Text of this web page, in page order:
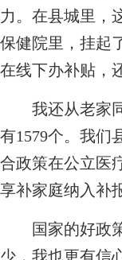
力。在县城里，
保健院里，挂起
在线下办补贴，
我还从老家同
有1579个。我们
合政策在公立医
享补家庭纳入补
国家的好政策
少，我也更有信